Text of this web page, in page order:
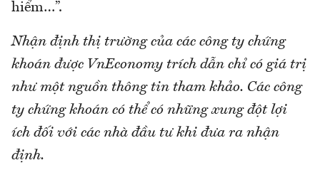
hiểm…”.
Nhận định thị trường của các công ty chứng
khoán được VnEconomy trích dẫn chỉ có giá trị
như một nguồn thông tin tham khảo. Các công
ty chứng khoán có thể có những xung đột lợi
ích đối với các nhà đầu tư khi đưa ra nhận
định.